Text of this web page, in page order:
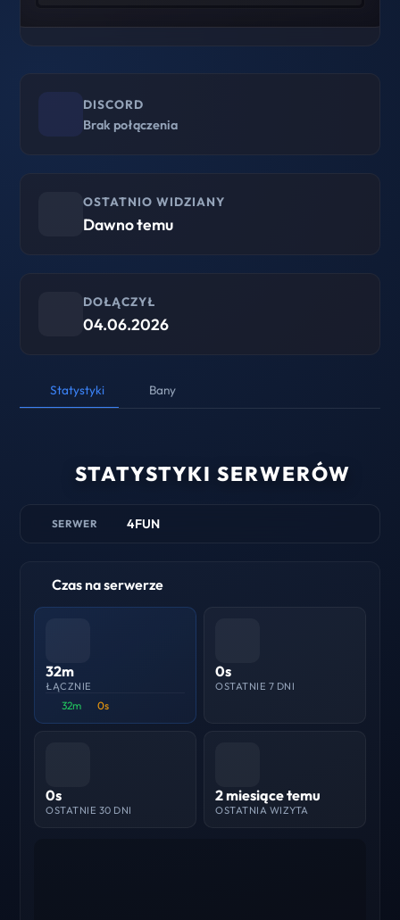
DISCORD
Brak połączenia
OSTATNIO WIDZIANY
Dawno temu
DOŁĄCZYŁ
04.06.2026
Statystyki Bany
STATYSTYKI SERWERÓW
SERWER 4FUN
Czas na serwerze
32m
ŁĄCZNIE
32m 0s
0s
OSTATNIE 7 DNI
0s
OSTATNIE 30 DNI
2 miesiące temu
OSTATNIA WIZYTA